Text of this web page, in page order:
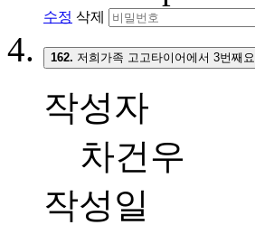
수정 삭제
162. 저희가족 고고타이어에서 3번째요
작성자
차건우
작성일